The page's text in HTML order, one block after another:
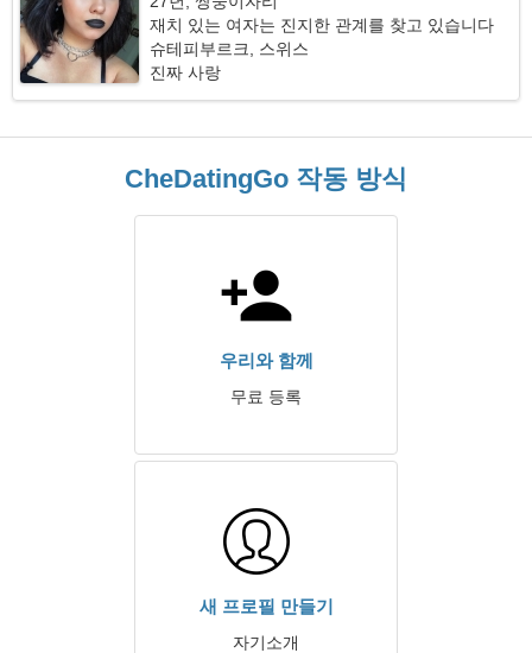
재치 있는 여자는 진지한 관계를 찾고 있습니다
슈테피부르크, 스위스
진짜 사랑
CheDatingGo 작동 방식
우리와 함께
무료 등록
새 프로필 만들기
자기소개